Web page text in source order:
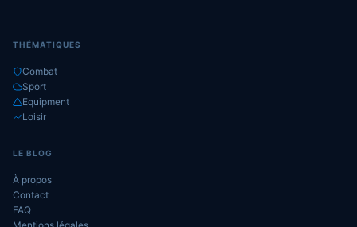
THÉMATIQUES
Combat
Sport
Equipment
Loisir
LE BLOG
À propos
Contact
FAQ